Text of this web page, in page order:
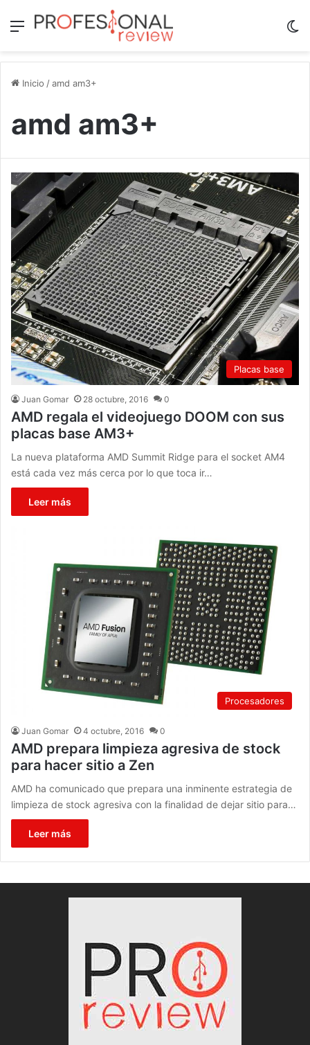
Menú
Inicio /amd am3+
amd am3+
Placas base
Juan Gomar 28 octubre, 2016 0
AMD regala el videojuego DOOM con sus
placas base AM3+
La nueva plataforma AMD Summit Ridge para el socket AM4
está cada vez más cerca por lo que toca ir…
Leer más
Procesadores
Juan Gomar 4 octubre, 2016 0
AMD prepara limpieza agresiva de stock
para hacer sitio a Zen
AMD ha comunicado que prepara una inminente estrategia de
limpieza de stock agresiva con la finalidad de dejar sitio para…
Leer más